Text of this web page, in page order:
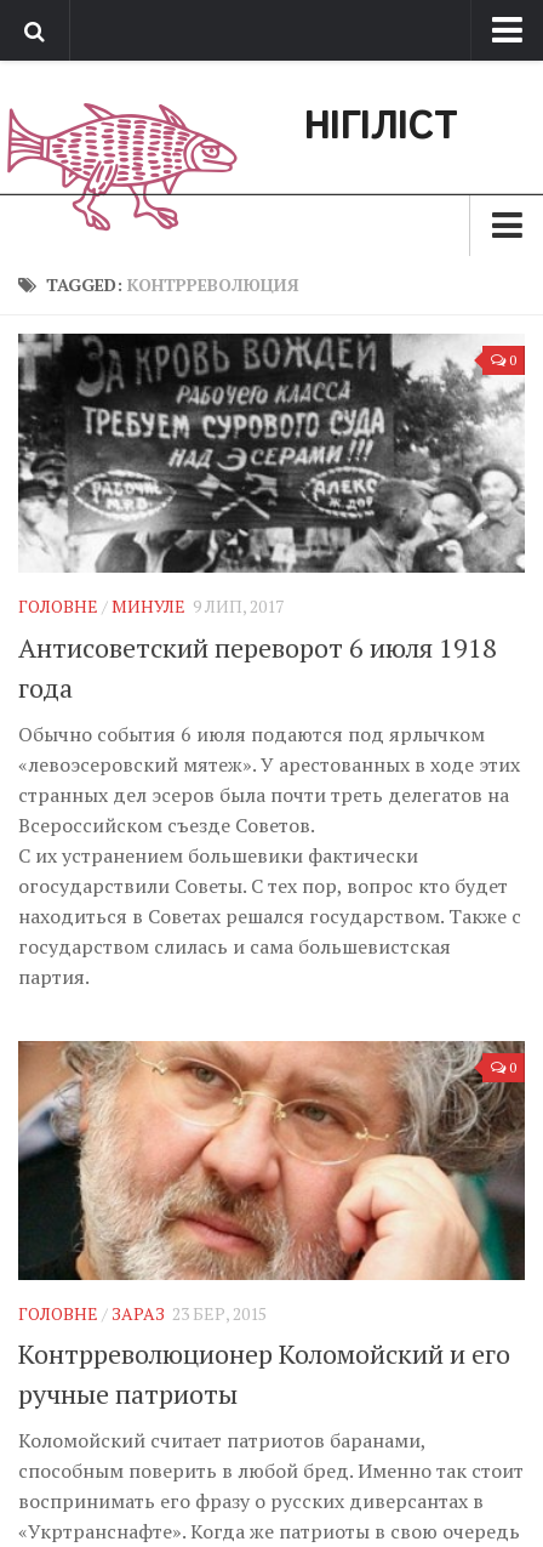
Обратная связь
Поддержать сайт
НІГІЛІСТ
Зараз
Позиція
Дії
Belles lettres
Агітатор
Музика революції
Inter/antinational
TAGGED: КОНТРРЕВОЛЮЦИЯ
0
ГОЛОВНЕ /МИНУЛЕ 9 ЛИП, 2017
Антисоветский переворот 6 июля 1918
года
Обычно события 6 июля подаются под ярлычком
«левоэсеровский мятеж». У арестованных в ходе этих
странных дел эсеров была почти треть делегатов на
Всероссийском съезде Советов.
С их устранением большевики фактически
огосударствили Советы. С тех пор, вопрос кто будет
находиться в Советах решался государством. Также с
государством слилась и сама большевистская
партия.
0
ГОЛОВНЕ / ЗАРАЗ 23 БЕР, 2015
Контрреволюционер Коломойский и его
ручные патриоты
Коломойский считает патриотов баранами,
способным поверить в любой бред. Именно так стоит
воспринимать его фразу о русских диверсантах в
«Укртранснафте». Когда же патриоты в свою очередь